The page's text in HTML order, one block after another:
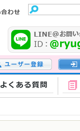
登録
ログイン